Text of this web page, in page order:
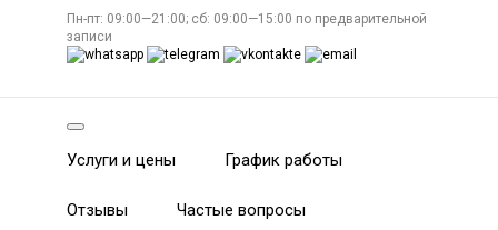
Пн-пт: 09:00—21:00; сб: 09:00—15:00 по предварительной
записи
Услуги и цены График работы
Отзывы Частые вопросы